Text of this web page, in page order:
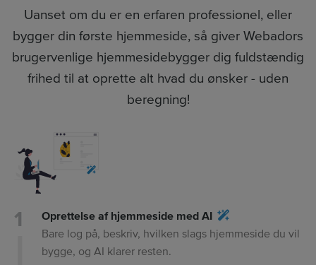
Uanset om du er en erfaren professionel, eller
bygger din første hjemmeside, så giver Webadors
brugervenlige hjemmesidebygger dig fuldstændig
frihed til at oprette alt hvad du ønsker - uden
beregning!
Oprettelse af hjemmeside med AI
Bare log på, beskriv, hvilken slags hjemmeside du vil
bygge, og AI klarer resten.